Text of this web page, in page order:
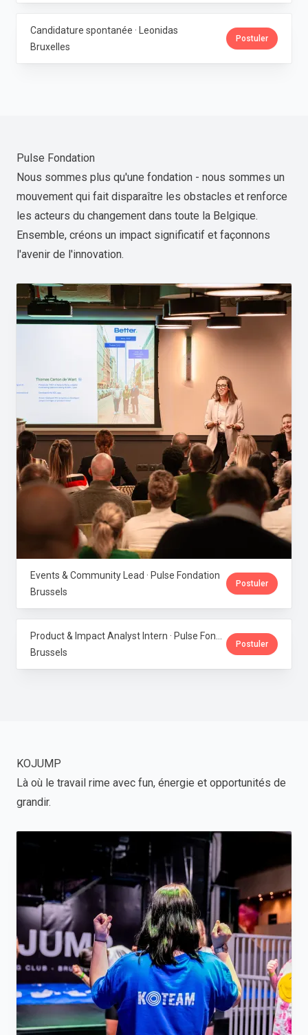
Candidature spontanée · Leonidas
Bruxelles
Postuler
Pulse Fondation
Nous sommes plus qu'une fondation - nous sommes un
mouvement qui fait disparaître les obstacles et renforce
les acteurs du changement dans toute la Belgique.
Ensemble, créons un impact significatif et façonnons
l'avenir de l'innovation.
Events & Community Lead · Pulse Fondation
Brussels
Postuler
Brussels
Postuler
KOJUMP
Là où le travail rime avec fun, énergie et opportunités de
grandir.